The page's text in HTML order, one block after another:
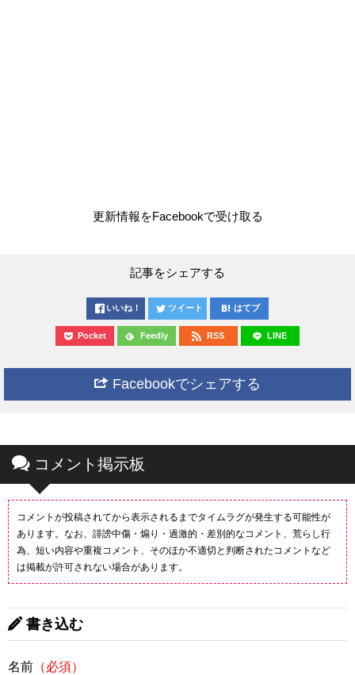
更新情報をFacebookで受け取る
記事をシェアする
いいね！ ツイート はてブ
Pocket Feedly RSS LINE
Facebookでシェアする
コメント掲示板
コメントが投稿されてから表示されるまでタイムラグが発生する可能性が
あります。なお、誹謗中傷・煽り・過激的・差別的なコメント、荒らし行
為、短い内容や重複コメント、そのほか不適切と判断されたコメントなど
は掲載が許可されない場合があります。
書き込む
名前 （必須）